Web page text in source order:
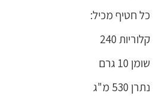
כל חטיף מכיל:
קלוריות 240
שומן 10 גרם
נתרן 530 מ"ג